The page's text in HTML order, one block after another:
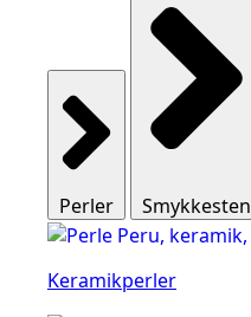
Perler Smykkesten
Keramikperler